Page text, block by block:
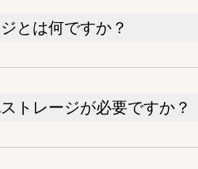
とは何ですか？
トレージが必要ですか？